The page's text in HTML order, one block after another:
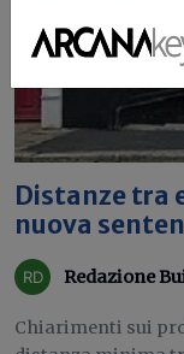
Distanze tra
nuova
Redazione
Chiarimenti sui